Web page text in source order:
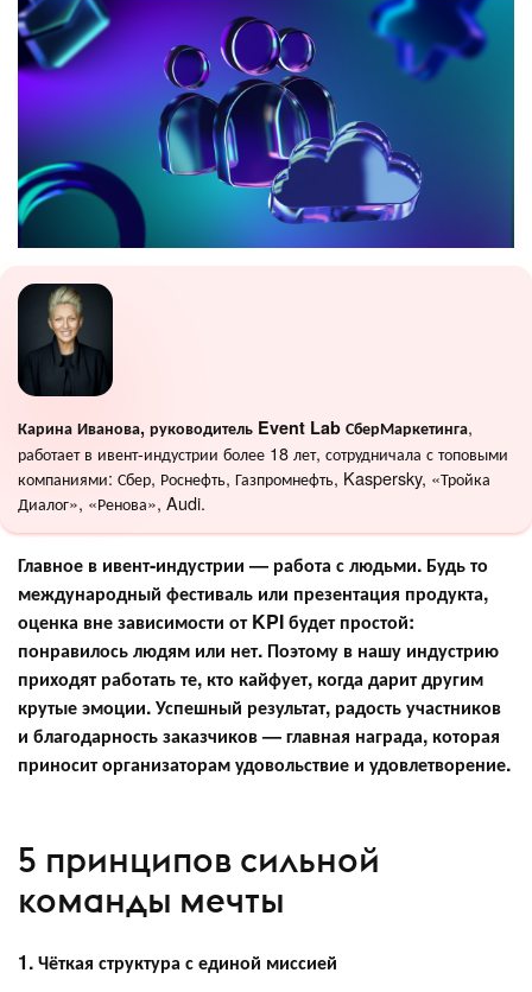
Карина Иванова, руководитель Event Lab СберМаркетинга,
работает в ивент-индустрии более 18 лет, сотрудничала с топовыми
компаниями: Сбер, Роснефть, Газпромнефть, Kaspersky, «Тройка
Диалог», «Ренова», Audi.
Главное в ивент-индустрии — работа с людьми. Будь то
международный фестиваль или презентация продукта,
оценка вне зависимости от KPI будет простой:
понравилось людям или нет. Поэтому в нашу индустрию
приходят работать те, кто кайфует, когда дарит другим
крутые эмоции. Успешный результат, радость участников
и благодарность заказчиков — главная награда, которая
приносит организаторам удовольствие и удовлетворение.
5 принципов сильной
команды мечты
1. Чёткая структура с единой миссией